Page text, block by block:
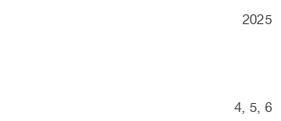
2025
4, 5, 6